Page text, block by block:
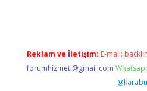
Reklam ve İletişim: E-mail:
forumhizmeti@gmail.com